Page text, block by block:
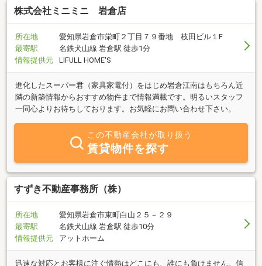
株式会社ミニミニ 岩倉店
所在地
愛知県岩倉市栄町２丁目７９番地 枝田ビル１F
最寄駅
名鉄犬山線 岩倉駅 徒歩1分
情報提供元
LIFULL HOME'S
進化したスーパー君（家具家電付）をはじめ岩倉江南はもちろん近
隣の新築情報からおすすめ物件まで情報満載です。明るいスタッフ
一同心よりお待ちしております。お気軽にお問い合わせ下さい。
この不動産会社が取り扱う
賃貸物件を探す
すずき不動産事務所（株）
所在地
愛知県岩倉市東町白山２５－２９
最寄駅
名鉄犬山線 岩倉駅 徒歩10分
情報提供元
アットホーム
迅速な対応とお客様に注ぐ情熱はどこにも、誰にも負けません。信